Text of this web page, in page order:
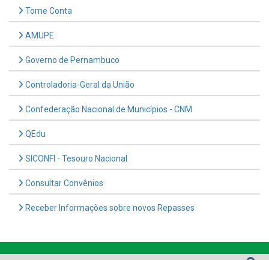
Tome Conta
AMUPE
Governo de Pernambuco
Controladoria-Geral da União
Confederação Nacional de Municípios - CNM
QEdu
SICONFI - Tesouro Nacional
Consultar Convênios
Receber Informações sobre novos Repasses